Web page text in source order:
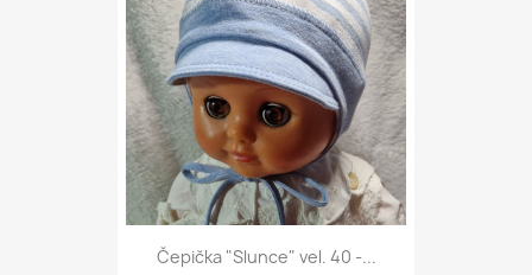
Čepička "Slunce" vel. 40 -...